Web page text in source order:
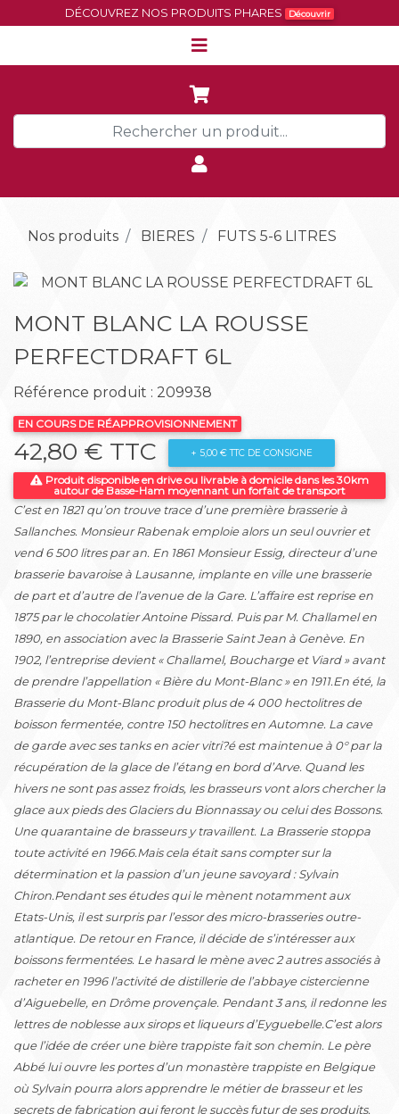
DÉCOUVREZ NOS PRODUITS PHARES Découvrir
Nos produits BIERES FUTS 5-6 LITRES
Précédent
MONT BLANC LA ROUSSE
PERFECTDRAFT 6L
Référence produit : 209938
EN COURS DE RÉAPPROVISIONNEMENT
42,80 € TTC + 5,00 € TTC DE CONSIGNE
Produit disponible en drive ou livrable à domicile dans les 30km
autour de Basse-Ham moyennant un forfait de transport
C’est en 1821 qu’on trouve trace d’une première brasserie à
Sallanches. Monsieur Rabenak emploie alors un seul ouvrier et
vend 6 500 litres par an. En 1861 Monsieur Essig, directeur d’une
brasserie bavaroise à Lausanne, implante en ville une brasserie
de part et d’autre de l’avenue de la Gare. L’affaire est reprise en
1875 par le chocolatier Antoine Pissard. Puis par M. Challamel en
1890, en association avec la Brasserie Saint Jean à Genève. En
1902, l’entreprise devient « Challamel, Boucharge et Viard » avant
de prendre l’appellation « Bière du Mont-Blanc » en 1911.En été, la
Brasserie du Mont-Blanc produit plus de 4 000 hectolitres de
boisson fermentée, contre 150 hectolitres en Automne. La cave
de garde avec ses tanks en acier vitri?é est maintenue à 0° par la
récupération de la glace de l’étang en bord d’Arve. Quand les
hivers ne sont pas assez froids, les brasseurs vont alors chercher la
glace aux pieds des Glaciers du Bionnassay ou celui des Bossons.
Une quarantaine de brasseurs y travaillent. La Brasserie stoppa
toute activité en 1966.Mais cela était sans compter sur la
détermination et la passion d’un jeune savoyard : Sylvain
Chiron.Pendant ses études qui le mènent notamment aux
Etats-Unis, il est surpris par l’essor des micro-brasseries outre-
atlantique. De retour en France, il décide de s’intéresser aux
boissons fermentées. Le hasard le mène avec 2 autres associés à
racheter en 1996 l’activité de distillerie de l’abbaye cistercienne
d’Aiguebelle, en Drôme provençale. Pendant 3 ans, il redonne les
lettres de noblesse aux sirops et liqueurs d’Eyguebelle.C’est alors
que l’idée de créer une bière trappiste fait son chemin. Le père
Abbé lui ouvre les portes d’un monastère trappiste en Belgique
où Sylvain pourra alors apprendre le métier de brasseur et les
secrets de fabrication qui feront le succès futur de ses produits.